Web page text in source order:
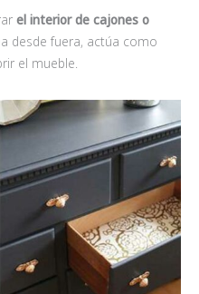
el interior de cajones o
desde fuera, actúa como
el mueble.